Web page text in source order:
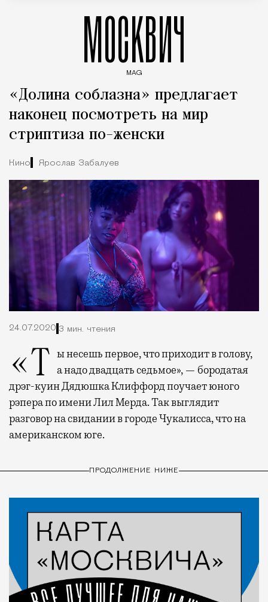
МОСКВИЧ
MAG
«Долина соблазна» предлагает
наконец посмотреть на мир
стриптиза по-женски
Кино Ярослав Забалуев
24.07.2020 3 мин. чтения
«Ты несешь первое, что приходит в голову, а надо двадцать седьмое», — бородатая
дрэг-куин Дядюшка Клиффорд поучает юного
рэпера по имени Лил Мерда. Так выглядит
разговор на свидании в городе Чукалисса, что на
американском юге.
ПРОДОЛЖЕНИЕ НИЖЕ